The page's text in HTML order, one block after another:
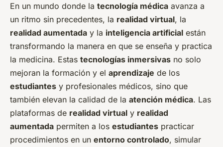
En un mundo donde la tecnología médica avanza a
un ritmo sin precedentes, la realidad virtual, la
realidad aumentada y la inteligencia artificial están
transformando la manera en que se enseña y practica
la medicina. Estas tecnologías inmersivas no solo
mejoran la formación y el aprendizaje de los
estudiantes y profesionales médicos, sino que
también elevan la calidad de la atención médica. Las
plataformas de realidad virtual y realidad
aumentada permiten a los estudiantes practicar
procedimientos en un entorno controlado, simular